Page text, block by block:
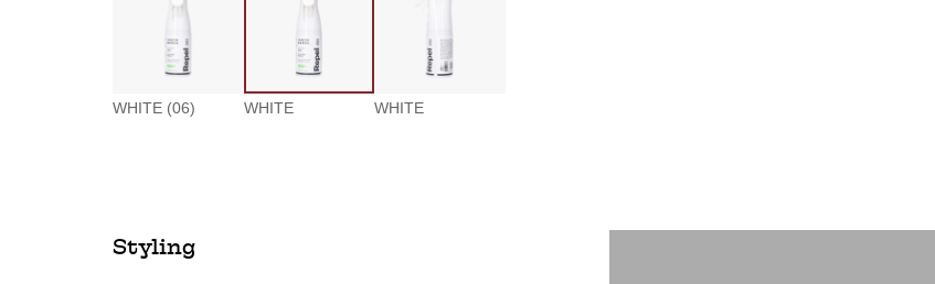
WHITE (06) WHITE WHITE
Styling